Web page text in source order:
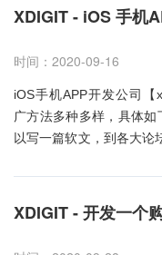
XDIGIT - iOS 手机
时间：2020-09-16
iOS手机APP开发公司【
广方法多种多样，具体
以写一篇软文，到各大论
下载。软文推广是一种
为APP导量 用社交工具
大量的社交工具来说，榜
XDIGIT - 开发一个